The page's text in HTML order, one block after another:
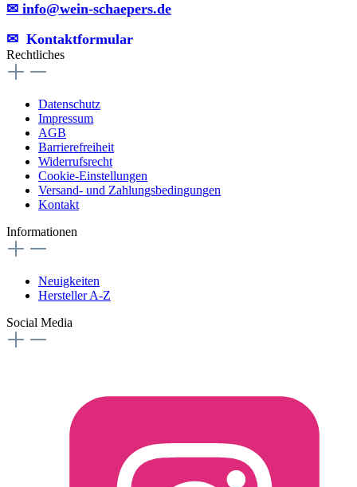
✉ info@wein-schaepers.de
✉︎ Kontaktformular
Rechtliches
Datenschutz
Impressum
AGB
Barrierefreiheit
Widerrufsrecht
Cookie-Einstellungen
Versand- und Zahlungsbedingungen
Kontakt
Informationen
Neuigkeiten
Hersteller A-Z
Social Media